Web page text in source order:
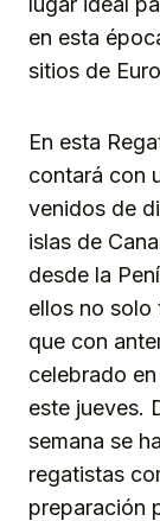
en esta
sitios de
En esta
contará con
venidos de
islas de
desde la
ellos no solo
que con
celebrado
este jueves.
semana se
regatistas
preparación